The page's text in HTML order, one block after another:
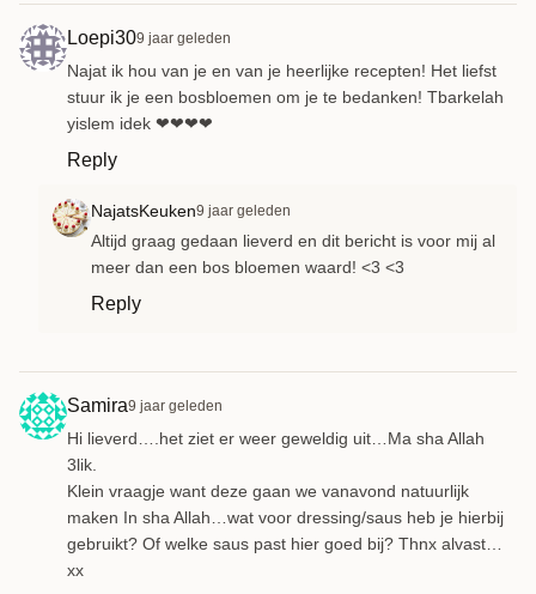
Loepi309 jaar geleden
Najat ik hou van je en van je heerlijke recepten! Het liefst
stuur ik je een bosbloemen om je te bedanken! Tbarkelah
yislem idek ❤❤❤❤
Reply
NajatsKeuken9 jaar geleden
Altijd graag gedaan lieverd en dit bericht is voor mij al
meer dan een bos bloemen waard! <3 <3
Reply
Samira9 jaar geleden
Hi lieverd….het ziet er weer geweldig uit…Ma sha Allah
3lik.
Klein vraagje want deze gaan we vanavond natuurlijk
maken In sha Allah…wat voor dressing/saus heb je hierbij
gebruikt? Of welke saus past hier goed bij? Thnx alvast…
xx